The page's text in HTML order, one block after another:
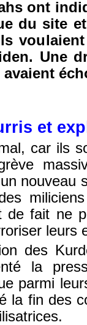
ont
du site
Une
et
car ils
nouveau
de fait ne
leurs
des
la
parmi
la fin des